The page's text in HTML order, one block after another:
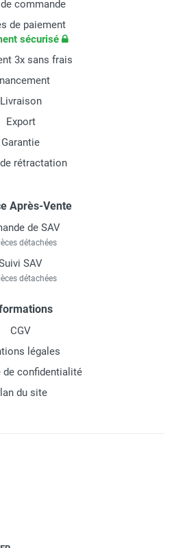
commande
de paiement
sécurisé
3x sans frais
Livraison
Export
Garantie
rétractation
Après-Vente
de SAV
détachées
SAV
détachées
CGV
légales
de confidentialité
du site